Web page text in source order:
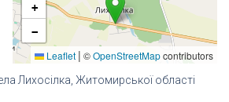
+
−
Leaflet | ©OpenStreetMapcontributors
Лихосілка, Житомирської області